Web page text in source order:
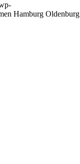
Hamburg Oldenburg